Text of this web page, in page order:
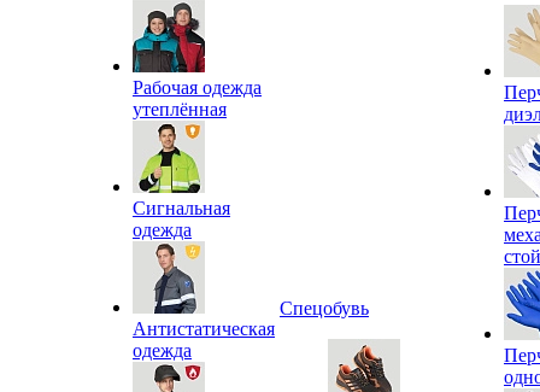
Рабочая одежда
утеплённая
Сигнальная
одежда
Антистатическая
одежда
Спецобувь